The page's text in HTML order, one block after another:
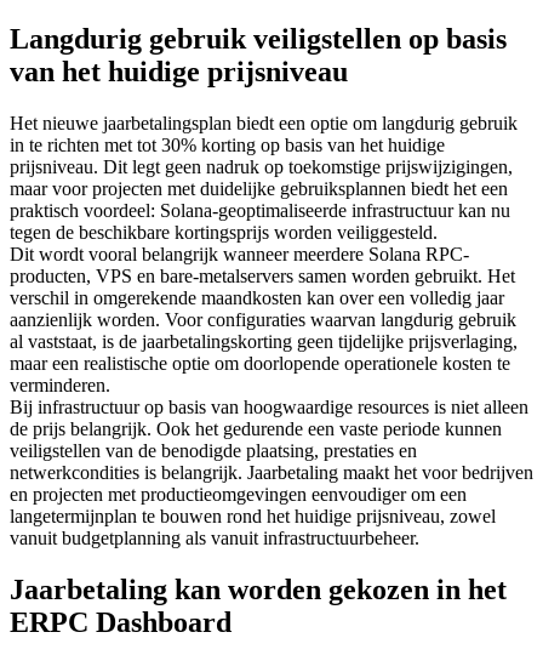
Langdurig gebruik veiligstellen op basis
van het huidige prijsniveau
Het nieuwe jaarbetalingsplan biedt een optie om langdurig gebruik
in te richten met tot 30% korting op basis van het huidige
prijsniveau. Dit legt geen nadruk op toekomstige prijswijzigingen,
maar voor projecten met duidelijke gebruiksplannen biedt het een
praktisch voordeel: Solana-geoptimaliseerde infrastructuur kan nu
tegen de beschikbare kortingsprijs worden veiliggesteld.
Dit wordt vooral belangrijk wanneer meerdere Solana RPC-
producten, VPS en bare-metalservers samen worden gebruikt. Het
verschil in omgerekende maandkosten kan over een volledig jaar
aanzienlijk worden. Voor configuraties waarvan langdurig gebruik
al vaststaat, is de jaarbetalingskorting geen tijdelijke prijsverlaging,
maar een realistische optie om doorlopende operationele kosten te
verminderen.
Bij infrastructuur op basis van hoogwaardige resources is niet alleen
de prijs belangrijk. Ook het gedurende een vaste periode kunnen
veiligstellen van de benodigde plaatsing, prestaties en
netwerkcondities is belangrijk. Jaarbetaling maakt het voor bedrijven
en projecten met productieomgevingen eenvoudiger om een
langetermijnplan te bouwen rond het huidige prijsniveau, zowel
vanuit budgetplanning als vanuit infrastructuurbeheer.
Jaarbetaling kan worden gekozen in het
ERPC Dashboard